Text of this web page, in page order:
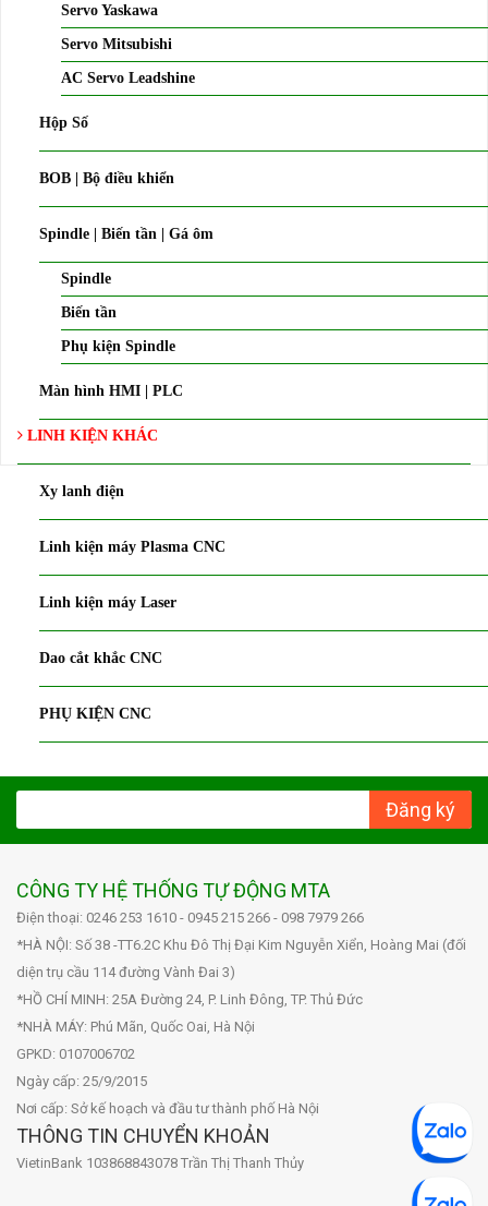
Servo Yaskawa
Servo Mitsubishi
AC Servo Leadshine
Hộp Số
BOB | Bộ điều khiển
Spindle | Biến tần | Gá ôm
Spindle
Biến tần
Phụ kiện Spindle
Màn hình HMI | PLC
LINH KIỆN KHÁC
Xy lanh điện
Linh kiện máy Plasma CNC
Linh kiện máy Laser
Dao cắt khắc CNC
PHỤ KIỆN CNC
Đăng ký
CÔNG TY HỆ THỐNG TỰ ĐỘNG MTA
Điện thoại: 0246 253 1610 - 0945 215 266 - 098 7979 266
*HÀ NỘI: Số 38 -TT6.2C Khu Đô Thị Đại Kim Nguyễn Xiển, Hoàng Mai (đối
diện trụ cầu 114 đường Vành Đai 3)
*HỒ CHÍ MINH: 25A Đường 24, P. Linh Đông, TP. Thủ Đức
*NHÀ MÁY: Phú Mãn, Quốc Oai, Hà Nội
GPKD: 0107006702
Ngày cấp: 25/9/2015
Nơi cấp: Sở kế hoạch và đầu tư thành phố Hà Nội
THÔNG TIN CHUYỂN KHOẢN
VietinBank 103868843078 Trần Thị Thanh Thủy